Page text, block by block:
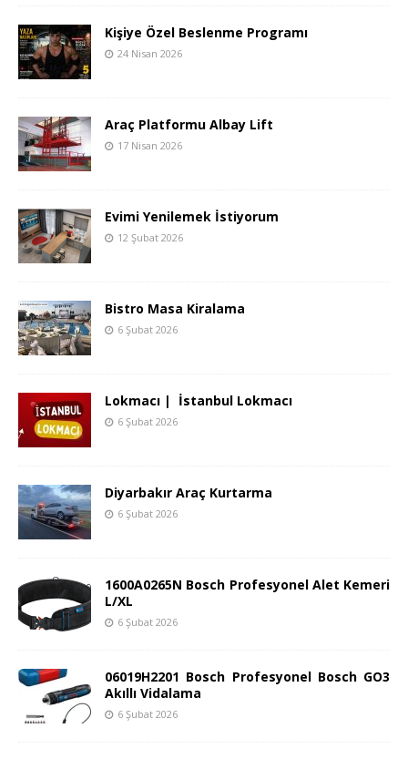
Kişiye Özel Beslenme Programı
24 Nisan 2026
Araç Platformu Albay Lift
17 Nisan 2026
Evimi Yenilemek İstiyorum
12 Şubat 2026
Bistro Masa Kiralama
6 Şubat 2026
Lokmacı | İstanbul Lokmacı
6 Şubat 2026
Diyarbakır Araç Kurtarma
6 Şubat 2026
1600A0265N Bosch Profesyonel Alet Kemeri
L/XL
6 Şubat 2026
06019H2201 Bosch Profesyonel Bosch GO3
Akıllı Vidalama
6 Şubat 2026